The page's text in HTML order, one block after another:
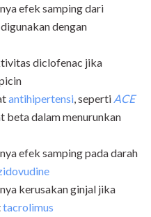
efek samping dari
dengan
diclofenac jika
antihipertensi, seperti ACE
beta dalam menurunkan
efek samping pada darah
kerusakan ginjal jika
tacrolimus